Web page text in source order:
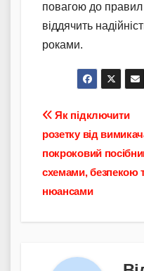
повагою до правил
віддячить
роками.
Навігація
записів
Як підключити
розетку від
покроковий
схемами, безпекою
нюансами